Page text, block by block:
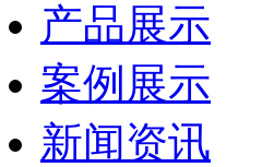
产品展示
案例展示
新闻资讯